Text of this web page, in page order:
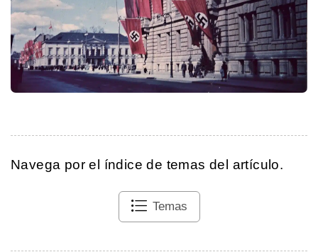
Navega por el índice de temas del artículo.
Temas